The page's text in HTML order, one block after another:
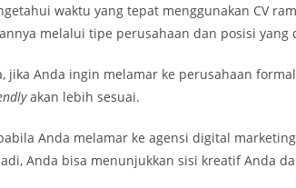
waktu yang tepat menggunakan CV
melalui tipe perusahaan dan posisi yang
jika Anda ingin melamar ke perusahaan
akan lebih sesuai.
Anda melamar ke agensi digital
Anda bisa menunjukkan sisi kreatif Anda